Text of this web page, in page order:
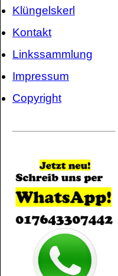
Klüngelskerl
Kontakt
Linkssammlung
Impressum
Copyright